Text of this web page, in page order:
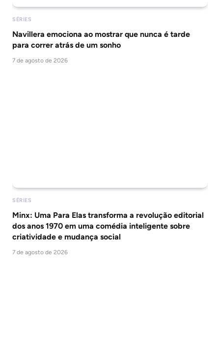
SÉRIES
Navillera emociona ao mostrar que nunca é tarde
para correr atrás de um sonho
7 de agosto de 2026
SÉRIES
Minx: Uma Para Elas transforma a revolução editorial
dos anos 1970 em uma comédia inteligente sobre
criatividade e mudança social
7 de agosto de 2026